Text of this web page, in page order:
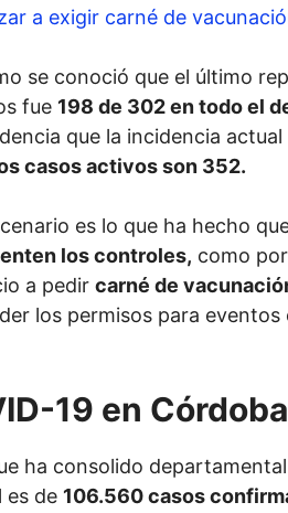
a exigir carné de
se conoció que el último
fue 198 de 302 en todo el
que la incidencia
casos activos son 352.
es lo que ha hecho
los controles, como
a pedir carné de
los permisos para
19 en Córdoba
ha consolido
es de 106.560 casos